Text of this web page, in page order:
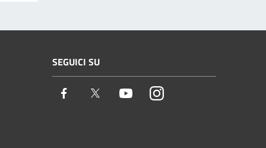
SEGUICI SU
Facebook Twitter YoutubeInstagram